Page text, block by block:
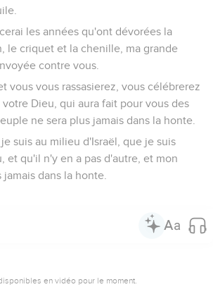
les années qu'ont dévorées la
le criquet et la chenille, ma grande
contre vous.
vous vous rassasierez, vous célébrerez
Dieu, qui aura fait pour vous des
ne sera plus jamais dans la honte.
suis au milieu d'Israël, que je suis
et qu'il n'y en a pas d'autre, et mon
dans la honte.
en vidéo pour le moment.